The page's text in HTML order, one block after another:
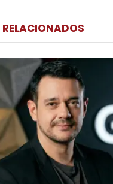
RELACIONADOS